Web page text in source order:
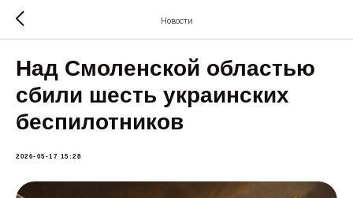
Новости
Над Смоленской областью
сбили шесть украинских
беспилотников
2026-05-17 15:28